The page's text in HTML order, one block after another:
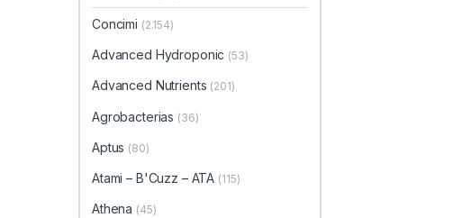
Concimi (2.154)
Advanced Hydroponic (53)
Advanced Nutrients (201)
Agrobacterias (36)
Aptus (80)
Atami – B'Cuzz – ATA (115)
Athena (45)